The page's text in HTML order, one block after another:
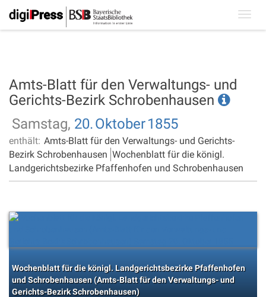
Amts-Blatt für den Verwaltungs- und
Gerichts-Bezirk Schrobenhausen
Samstag, 20.Oktober1855
enthält: Amts-Blatt für den Verwaltungs- und Gerichts-
Bezirk Schrobenhausen Wochenblatt für die königl.
Landgerichtsbezirke Pfaffenhofen und Schrobenhausen
Wochenblatt für die königl. Landgerichtsbezirke Pfaffenhofen
und Schrobenhausen (Amts-Blatt für den Verwaltungs- und
Gerichts-Bezirk Schrobenhausen)